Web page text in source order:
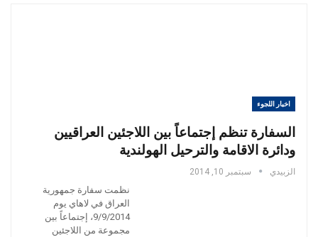
اخبار اللجوء
السفارة تنظم إجتماعاً بين اللاجئين العراقيين
ودائرة الاقامة والترحيل الهولندية
الزبيدي سبتمبر 10, 2014
نظمت سفارة جمهورية
العراق في لاهاي يوم
9/9/2014، إجتماعاً بين
مجموعة من اللاجئين